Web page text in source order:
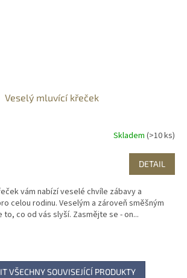
Veselý mluvící křeček
Skladem (>10 ks)
DETAIL
vám nabízí veselé chvíle zábavy a
celou rodinu. Veselým a zároveň směšným
co od vás slyší. Zasmějte se - on...
VŠECHNY SOUVISEJÍCÍ PRODUKTY